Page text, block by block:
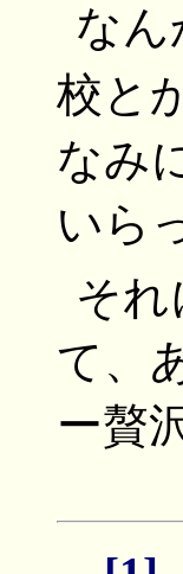
なん
校と
なみ
いら
そ
て、
ー贅